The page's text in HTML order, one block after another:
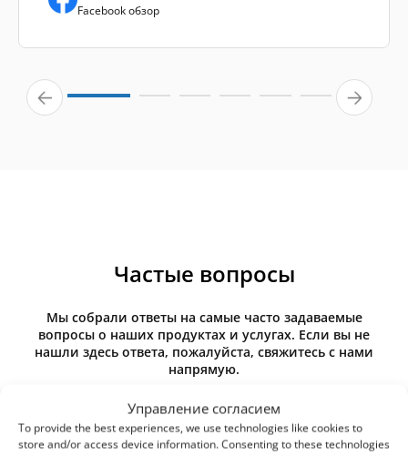
Управление согласием
To provide the best experiences, we use technologies like cookies to
store and/or access device information. Consenting to these technologies
Facebook обзор
Частые вопросы
Мы собрали ответы на самые часто задаваемые
вопросы о наших продуктах и услугах. Если вы не
нашли здесь ответа, пожалуйста, свяжитесь с нами
напрямую.